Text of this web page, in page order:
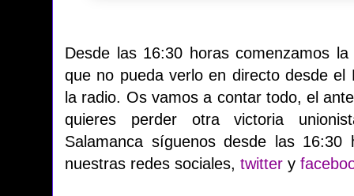
Desde las 16:30 horas comenzamos
que no pueda verlo en directo desde el
la radio. Os vamos a contar todo, el
quieres perder otra victoria
Salamanca síguenos desde las
nuestras redes sociales, twitter y